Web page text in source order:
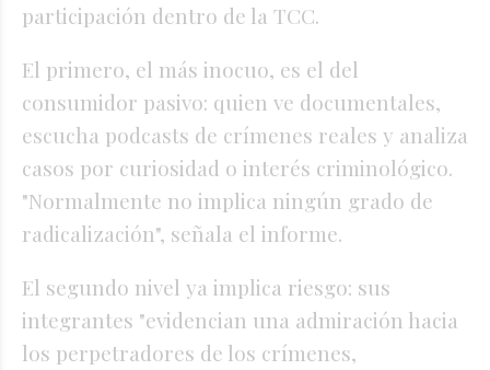
participación dentro de la TCC.
El primero, el más inocuo, es el del
consumidor pasivo: quien ve documentales,
escucha podcasts de crímenes reales y analiza
casos por curiosidad o interés criminológico.
"Normalmente no implica ningún grado de
radicalización", señala el informe.
El segundo nivel ya implica riesgo: sus
integrantes "evidencian una admiración hacia
los perpetradores de los crímenes,